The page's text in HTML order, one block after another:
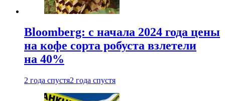
Bloomberg: с начала 2024 года цены
на кофе сорта робуста взлетели
на 40%
2 года спустя2 года спустя